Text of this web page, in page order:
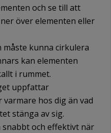
och se till att
över elementen eller
kunna cirkulera
kan elementen
i rummet.
uppfattar
hos dig än vad
stänga av sig.
snabbt och effektivt när